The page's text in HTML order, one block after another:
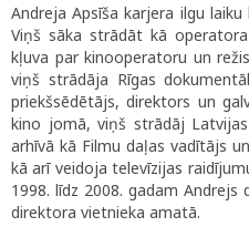
Andreja Apsīša karjera ilgu
Viņš sāka strādāt kā
kļuva par kinooperatoru un
viņš strādāja Rīgas
priekšsēdētājs, direktors un
kino jomā, viņš strādāj
arhīvā kā Filmu daļas vadītājs
kā arī veidoja televīzijas
1998. līdz 2008. gadam
direktora vietnieka amatā.